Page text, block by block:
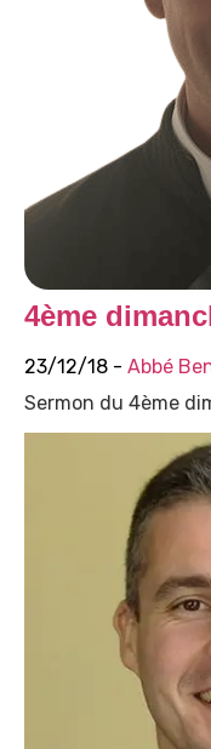
4ème
23/12/18 - Abbé
Sermon du 4ème